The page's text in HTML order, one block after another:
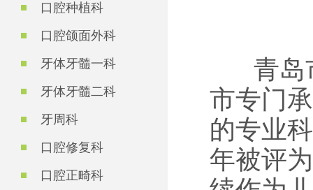
口腔种植科
口腔颌面外科
牙体牙髓一科
牙体牙髓二科
牙周科
口腔修复科
口腔正畸科
青岛市
市专门
的专业
年被评